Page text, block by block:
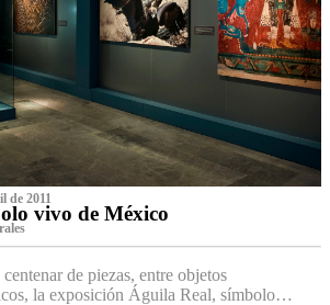
de 2011
vivo de México
de piezas, entre objetos
la exposición Águila Real, símbolo…